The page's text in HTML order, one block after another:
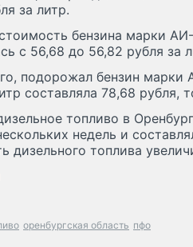
за литр.
бензина марки
с 56,68 до 56,82 рубля за
подорожал бензин марки
составляла 78,68 рубля,
топливо в
недель и
дизельного топлива
оренбургская область пфо